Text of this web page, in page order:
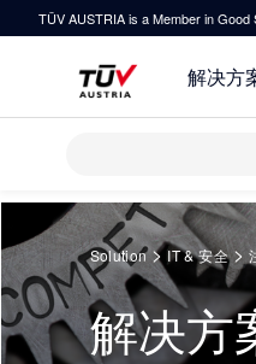
Springe
zum
Inhalt
TÜV AUSTRIA is a Member in
解决方
解决方案
审核 & 认证
检测 & 检验
研发
关于
Solution>IT & 安全>
解决方